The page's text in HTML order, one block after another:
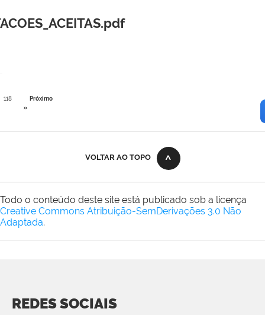
118
Próximo
»
VOLTAR AO TOPO
Todo o conteúdo deste site está publicado sob a licença
Creative Commons Atribuição-SemDerivações 3.0 Não
Adaptada.
REDES SOCIAIS